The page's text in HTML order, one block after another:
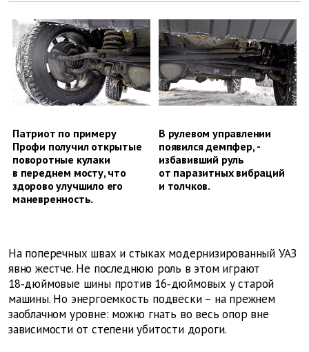
Патриот по примеру
Профи получил открытые
поворотные кулаки
в переднем мосту, что
здорово улучшило его
маневренность.
В рулевом управлении
появился демпфер, ­
избавивший руль
от паразитных вибраций
и толчков.
На поперечных швах и стыках модернизированный УАЗ
явно жестче. Не последнюю роль в этом играют
18‑дюймовые шины против 16‑дюймовых у старой
машины. Но энергоемкость подвески – на прежнем
заоблачном уровне: можно гнать во весь опор вне
зависимости от степени убитости дороги.